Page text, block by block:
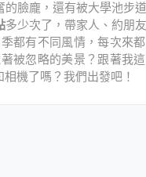
臉龐，還有被大學池步
多少次了，帶家人、約朋
都有不同風情，每次來
被忽略的美景？跟著我
機了嗎？我們出發吧！